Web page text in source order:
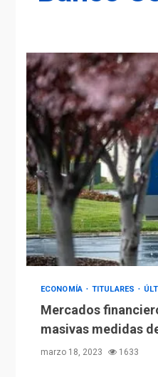
ECONOMÍA TITULARES
Mercados
masivas medidas
marzo 18, 2023 1633